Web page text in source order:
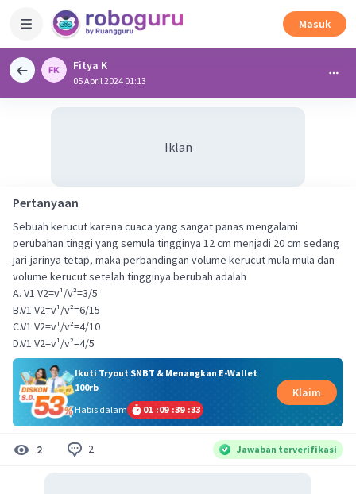
Masuk
Fitya K
05 April 2024 01:13
Iklan
Pertanyaan
Sebuah kerucut karena cuaca yang sangat panas mengalami
perubahan tinggi yang semula tingginya 12 cm menjadi 20 cm sedang
jari-jarinya tetap, maka perbandingan volume kerucut mula mula dan
volume kerucut setelah tingginya berubah adalah
A. V1 V2=v¹/v²=3/5
B.V1 V2=v¹/v²=6/15
C.V1 V2=v¹/v²=4/10
D.V1 V2=v¹/v²=4/5
Ikuti Tryout SNBT & Menangkan E-Wallet
100rb
Habis dalam
01 :09 :39 :33
Klaim
2 2 Jawaban terverifikasi